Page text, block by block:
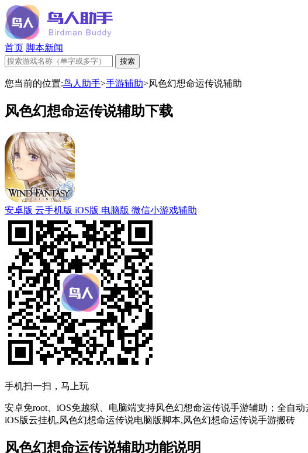
首页 脚本新闻
您当前的位置:鸟人助手>手游辅助>风色幻想命运传说辅助
风色幻想命运传说辅助下载
安卓版 云手机版 iOS版 电脑版 微信小游戏辅助
手机扫一扫，马上玩
安卓免root、iOS免越狱、电脑端支持风色幻想命运传说手游辅助；全自
iOS版云挂机,风色幻想命运传说电脑版脚本,风色幻想命运传说手游搬砖
风色幻想命运传说辅助功能说明